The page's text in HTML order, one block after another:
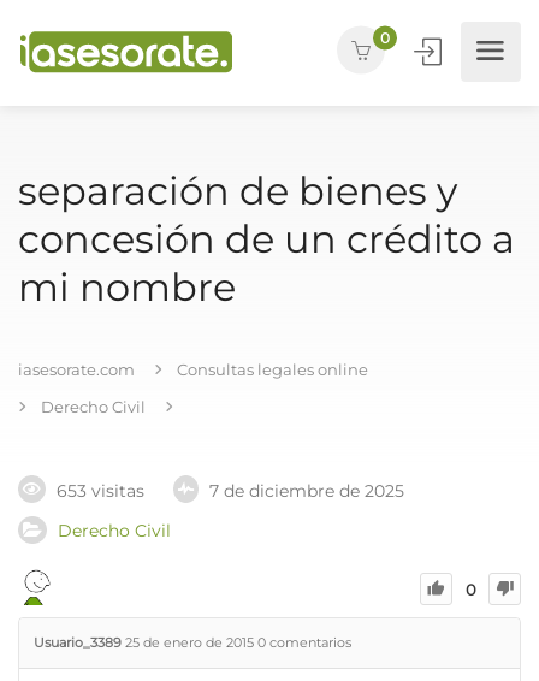
0
separación de bienes y
concesión de un crédito a
mi nombre
iasesorate.com
Consultas legales online
Derecho Civil
653 visitas
7 de diciembre de 2025
Derecho Civil
0
Usuario_3389 25 de enero de 2015 0 comentarios